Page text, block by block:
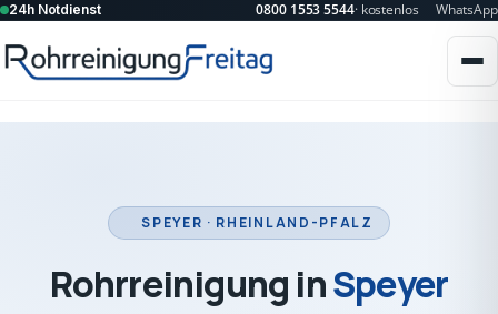
24h Notdienst 0800 1553 5544· kostenlos WhatsApp
SPEYER · RHEINLAND-PFALZ
Rohrreinigung inSpeyer